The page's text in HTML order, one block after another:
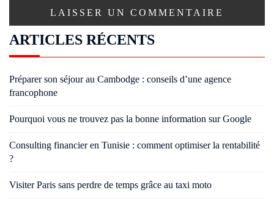
ARTICLES RÉCENTS
Préparer son séjour au Cambodge : conseils d’une agence
francophone
Pourquoi vous ne trouvez pas la bonne information sur Google
Consulting financier en Tunisie : comment optimiser la rentabilité
?
Visiter Paris sans perdre de temps grâce au taxi moto